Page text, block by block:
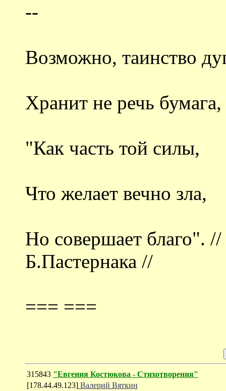
--
Возможно, таинство
Хранит не речь бумага,
"Как часть той силы,
Что желает вечно зла,
Но совершает благо".
Б.Пастернака //
=== ===
315843 "Евгения Костюкова - Стихотворения"
[178.44.49.123] Валерий Вяткин